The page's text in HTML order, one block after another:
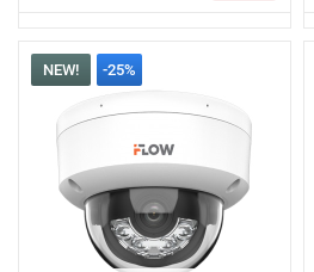
NEW! -25%